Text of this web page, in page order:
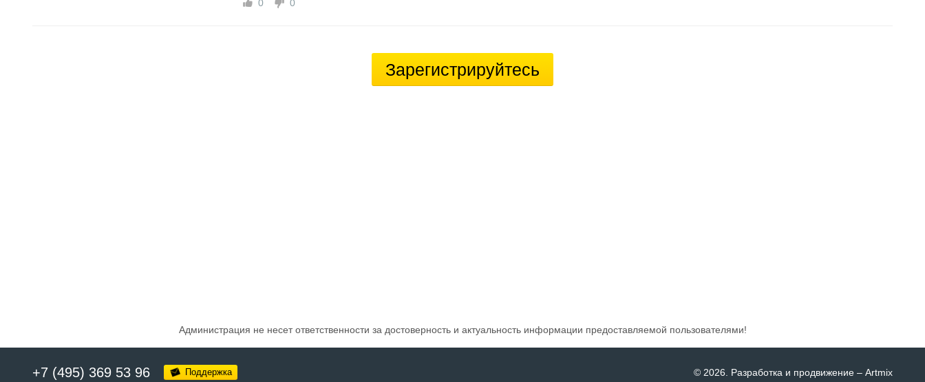
0 0
Зарегистрируйтесь
Администрация не несет ответственности за достоверность и актуальность информации предоставляемой пользователями!
+7 (495) 369 53 96 Поддержка © 2026 . Разработка и продвижение – Artmix